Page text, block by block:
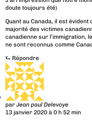
doute toujours été)
Quant au Canada, il est évident
majorité des victimes
canadienne sur l’immigration,
ne sont reconnus comme
⮑ Répondre
parJean paul Delevoye
13 janvier 2020 à 0 h 52 min